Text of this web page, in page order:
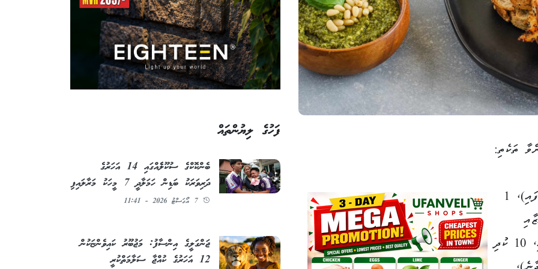
ތަކެތި:
200ގ ބޯންލެސް ޗިކަންއާއި (ކުދިކޮށް ކޮށާފައި)، 1
(ބޭނުން ވަރަކަށް)، ކުޑަ ހިކަނދިފަތްކޮޅަކާއި، 10 ކުދި
ފަހުގެ ލިޔުންތައް
ބެންކޮކްގެ ސުކޫލެެއްގައި 14 އަހަރުގެ
ދަރިވަރަކު ބަޑިން ހަމަލާދީ 7 މީހަކު މަރާލައިފި
7 އޯގަސްޓު 2026 - 11:41
ޖަންގަލީގެ އިންސާފު: މަޖުބޫރު ކައިވެންޏަކުން
12 އަހަރުގެ ކުއްޖާ ސަލާމަތްކުރީ